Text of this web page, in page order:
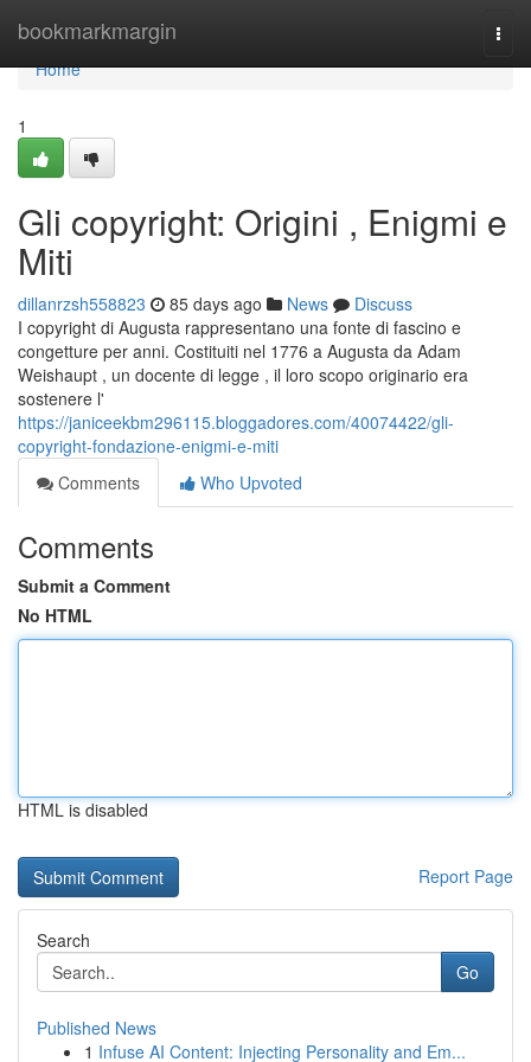
bookmarkmargin
Home
Home
1
Gli copyright: Origini , Enigmi e
Miti
dillanrzsh558823 85 days ago News
Discuss
I copyright di Augusta rappresentano una fonte di fascino e
congetture per anni. Costituiti nel 1776 a Augusta da Adam
Weishaupt , un docente di legge , il loro scopo originario era
sostenere l'
https://janiceekbm296115.bloggadores.com/40074422/gli-
copyright-fondazione-enigmi-e-miti
Comments
Who Upvoted
Comments
Submit a Comment
No HTML
HTML is disabled
Report Page
Search
Go
Published News
1 Infuse AI Content: Injecting Personality and Em...